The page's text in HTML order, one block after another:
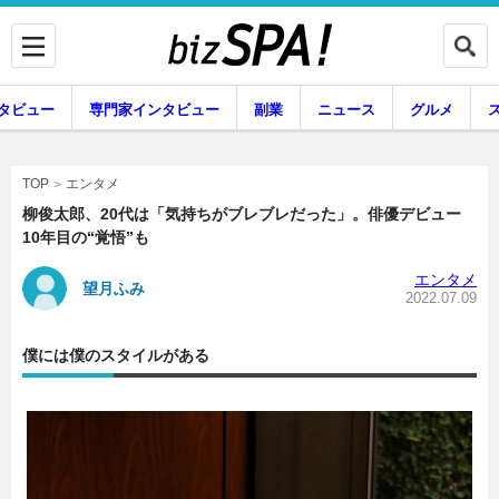
専門家インタビュー
副業
スキル
ビュー 専門家インタビュー 副業 ニュース グルメ
TOP エンタメ
柳俊太郎、20代は「気持ちがブレブレだった」。俳優デビュー
10年目の“覚悟”も
望月ふみ エンタメ
2022.07.09
僕には僕のスタイルがある